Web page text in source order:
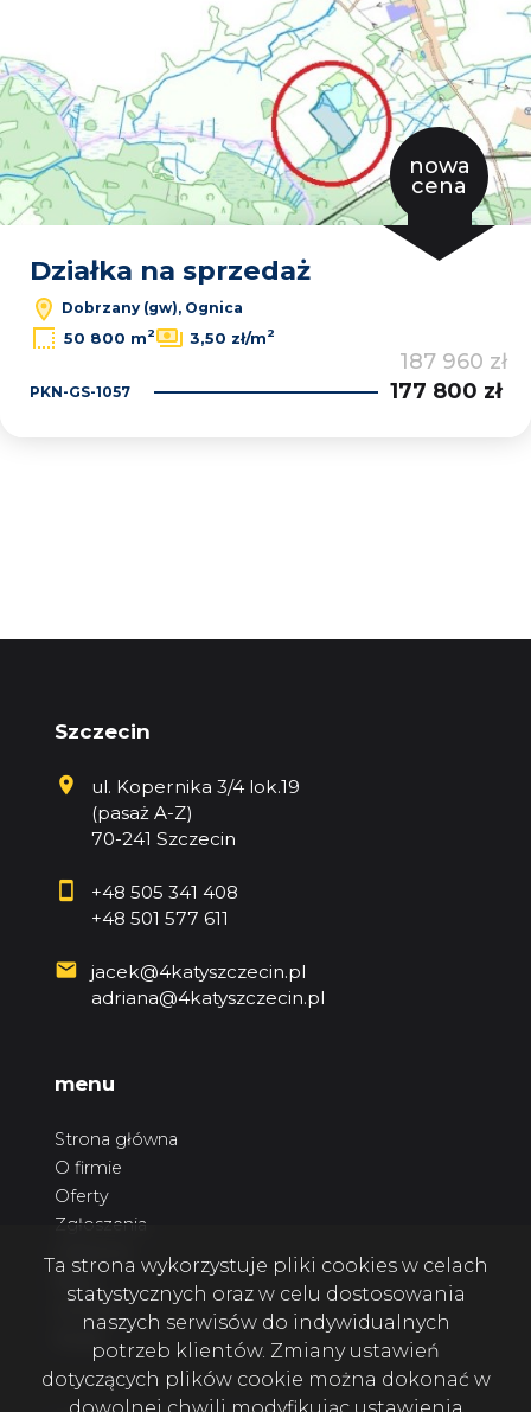
Leaflet|© OpenMapTiles© OpenStreetMap contributors
nowa
cena
Działka na sprzedaż
Dobrzany (gw), Ognica
50 800 m2 3,50 zł/m2
187 960 zł
PKN-GS-1057 177 800 zł
Szczecin
ul. Kopernika 3/4 lok.19
(pasaż A-Z)
70-241 Szczecin
+48 505 341 408
+48 501 577 611
jacek@4katyszczecin.pl
adriana@4katyszczecin.pl
menu
Strona główna
O firmie
Oferty
Zgłoszenia
Kontakt
Ta strona wykorzystuje pliki cookies w celach
statystycznych oraz w celu dostosowania
naszych serwisów do indywidualnych
potrzeb klientów. Zmiany ustawień
dotyczących plików cookie można dokonać w
dowolnej chwili modyfikując ustawienia